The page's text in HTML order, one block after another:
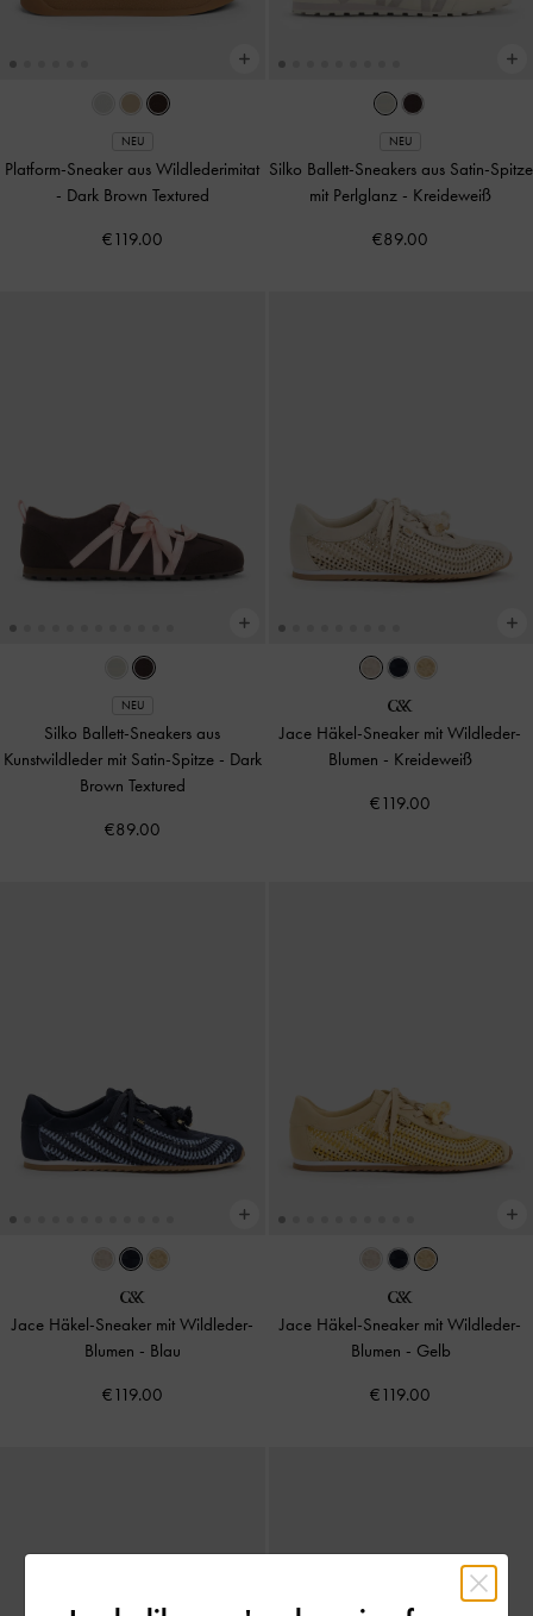
NEU
Platform-Sneaker aus Wildlederimitat
- Dark Brown Textured
€119.00
NEU
Silko Ballett-Sneakers aus Satin-Spitze
mit Perlglanz - Kreideweiß
€89.00
NEU
Silko Ballett-Sneakers aus
Kunstwildleder mit Satin-Spitze - Dark
Brown Textured
€89.00
Jace Häkel-Sneaker mit Wildleder-
Blumen - Kreideweiß
€119.00
Jace Häkel-Sneaker mit Wildleder-
Blumen - Blau
€119.00
Jace Häkel-Sneaker mit Wildleder-
Blumen - Gelb
€119.00